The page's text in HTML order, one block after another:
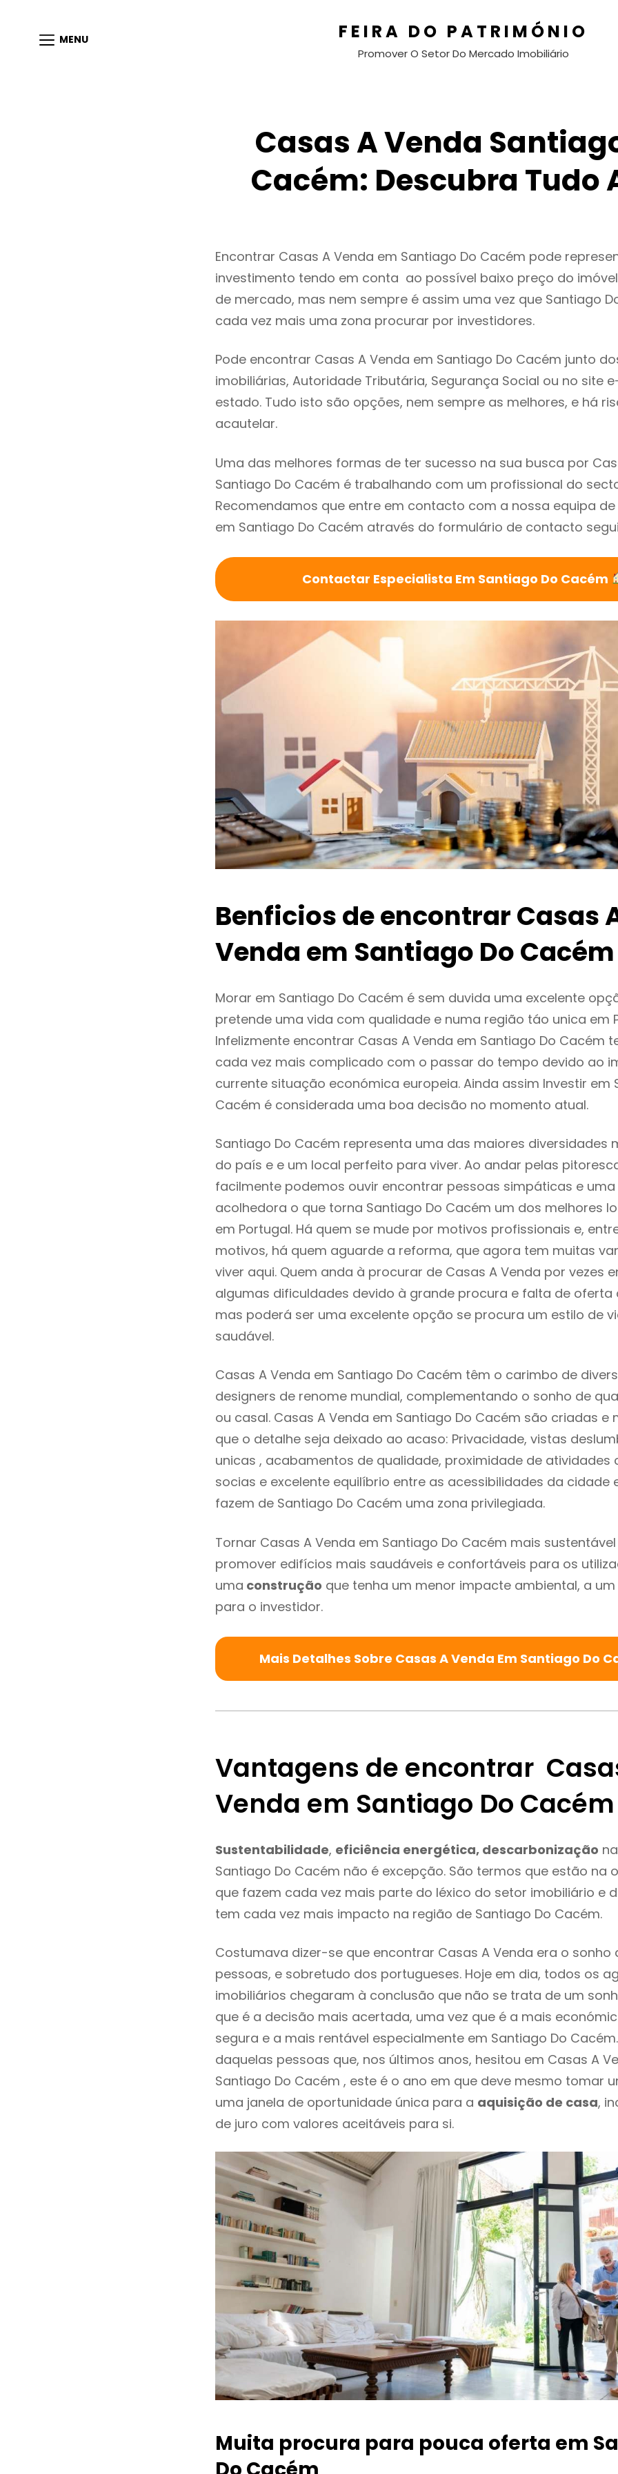
MENU FEIRA DO PATRIMÓNIO
Promover O Setor Do Mercado Imobiliário
Casas A Venda
Cacém: Descubra Tudo
Encontrar Casas A Venda em Santiago Do Cacém pode
investimento tendo em conta ao possível baixo preço do
de mercado, mas nem sempre é assim uma vez que Santiago
cada vez mais uma zona procurar por investidores.
Pode encontrar Casas A Venda em Santiago Do Cacém junto
imobiliárias, Autoridade Tributária, Segurança Social ou no site
estado. Tudo isto são opções, nem sempre as melhores, e há
acautelar.
Uma das melhores formas de ter sucesso na sua busca por
Santiago Do Cacém é trabalhando com um profissional do
Recomendamos que entre em contacto com a nossa equipa
em Santiago Do Cacém através do formulário de contacto
Contactar Especialista Em Santiago Do Cacém
Benficios de encontrar Casas
Venda em Santiago Do Cacém
Morar em Santiago Do Cacém é sem duvida uma excelente
pretende uma vida com qualidade e numa região táo unica em
Infelizmente encontrar Casas A Venda em Santiago Do Cacém
cada vez mais complicado com o passar do tempo devido ao
currente situação económica europeia. Ainda assim Investir em
Cacém é considerada uma boa decisão no momento atual.
Santiago Do Cacém representa uma das maiores diversidades
do país e e um local perfeito para viver. Ao andar pelas
facilmente podemos ouvir encontrar pessoas simpáticas e
acolhedora o que torna Santiago Do Cacém um dos melhores
em Portugal. Há quem se mude por motivos profissionais e,
motivos, há quem aguarde a reforma, que agora tem muitas
viver aqui. Quem anda à procurar de Casas A Venda por vezes
algumas dificuldades devido à grande procura e falta de
mas poderá ser uma excelente opção se procura um estilo de
saudável.
Casas A Venda em Santiago Do Cacém têm o carimbo de
designers de renome mundial, complementando o sonho de
ou casal. Casas A Venda em Santiago Do Cacém são criadas e
que o detalhe seja deixado ao acaso: Privacidade, vistas
unicas , acabamentos de qualidade, proximidade de atividades
socias e excelente equilíbrio entre as acessibilidades da cidade
fazem de Santiago Do Cacém uma zona privilegiada.
Tornar Casas A Venda em Santiago Do Cacém mais
promover edifícios mais saudáveis e confortáveis para os
uma construção que tenha um menor impacte ambiental, a
para o investidor.
Mais Detalhes Sobre Casas A Venda Em Santiago Do
Vantagens de encontrar
Venda em Santiago Do Cacém
Sustentabilidade, eficiência energética, descarbonização
Santiago Do Cacém não é excepção. São termos que estão na
que fazem cada vez mais parte do léxico do setor imobiliário e
tem cada vez mais impacto na região de Santiago Do Cacém.
Costumava dizer-se que encontrar Casas A Venda era o sonho
pessoas, e sobretudo dos portugueses. Hoje em dia, todos os
imobiliários chegaram à conclusão que não se trata de um
que é a decisão mais acertada, uma vez que é a mais
segura e a mais rentável especialmente em Santiago Do
daquelas pessoas que, nos últimos anos, hesitou em Casas A
Santiago Do Cacém , este é o ano em que deve mesmo tomar
uma janela de oportunidade única para a aquisição de casa,
de juro com valores aceitáveis para si.
Muita procura para pouca oferta em